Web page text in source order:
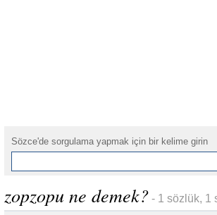
Sözce'de sorgulama yapmak için bir kelime girin
zopzopu ne demek? - 1 sözlük, 1